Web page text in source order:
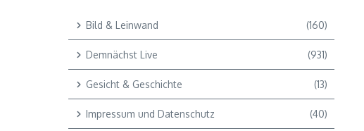
Bild & Leinwand (160)
Demnächst Live (931)
Gesicht & Geschichte (13)
Impressum und Datenschutz (40)